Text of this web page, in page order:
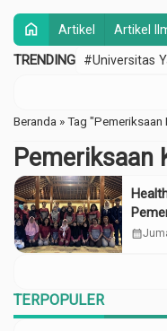
home Artikel Artikel
TRENDING #Universitas
Beranda »Tag "Pemeriksaan
Pemeriksaan
calendar_month
TERPOPULER